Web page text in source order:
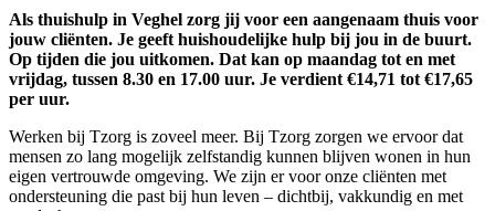
Als thuishulp in Veghel zorg jij voor een aangenaam thuis voor
jouw cliënten. Je geeft huishoudelijke hulp bij jou in de buurt.
Op tijden die jou uitkomen. Dat kan op maandag tot en met
vrijdag, tussen 8.30 en 17.00 uur. Je verdient €14,71 tot €17,65
per uur.
Werken bij Tzorg is zoveel meer. Bij Tzorg zorgen we ervoor dat
mensen zo lang mogelijk zelfstandig kunnen blijven wonen in hun
eigen vertrouwde omgeving. We zijn er voor onze cliënten met
ondersteuning die past bij hun leven – dichtbij, vakkundig en met